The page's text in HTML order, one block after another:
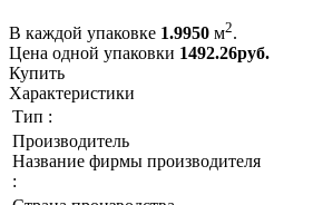
В каждой упаковке 1.9950 м2.
Цена одной упаковки 1492.26руб.
Купить
Характеристики
Тип :
Производитель
Название фирмы производителя
: